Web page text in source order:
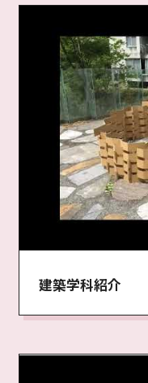
建築学科紹介